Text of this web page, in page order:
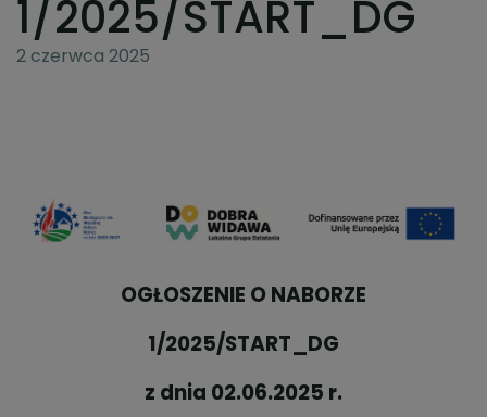
1/2025/START_DG
2 czerwca 2025
OGŁOSZENIE O NABORZE
1/2025/START_DG
z dnia 02.06.2025 r.